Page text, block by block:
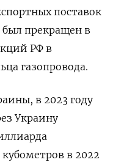
поставок
прекращен в
РФ в
газопровода.
в 2023 году
Украину
в 2022